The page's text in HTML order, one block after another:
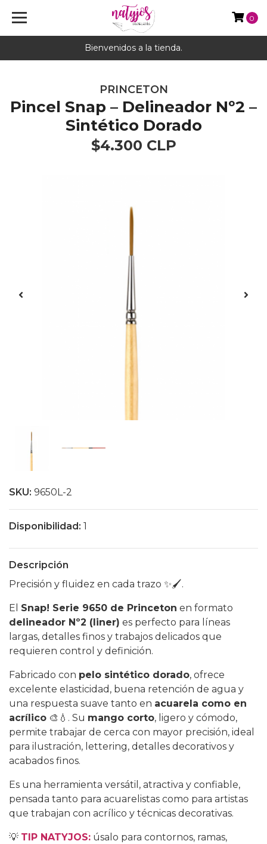
Bienvenidos a la tienda.
0
PRINCETON
Pincel Snap – Delineador Nº2 –
Sintético Dorado
$4.300 CLP
SKU: 9650L-2
Disponibilidad: 1
Descripción
Precisión y fluidez en cada trazo ✨🖌️.
El Snap! Serie 9650 de Princeton en formato
delineador Nº2 (liner) es perfecto para líneas
largas, detalles finos y trabajos delicados que
requieren control y definición.
Fabricado con pelo sintético dorado, ofrece
excelente elasticidad, buena retención de agua y
una respuesta suave tanto en acuarela como en
acrílico 🎨💧. Su mango corto, ligero y cómodo,
permite trabajar de cerca con mayor precisión, ideal
para ilustración, lettering, detalles decorativos y
acabados finos.
Es una herramienta versátil, atractiva y confiable,
pensada tanto para acuarelistas como para artistas
que trabajan con acrílico y técnicas decorativas.
💡 TIP NATYJOS: úsalo para contornos, ramas,